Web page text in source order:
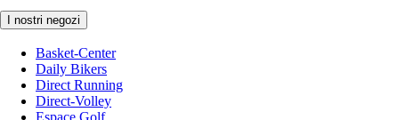
I nostri negozi
Basket-Center
Daily Bikers
Direct Running
Direct-Volley